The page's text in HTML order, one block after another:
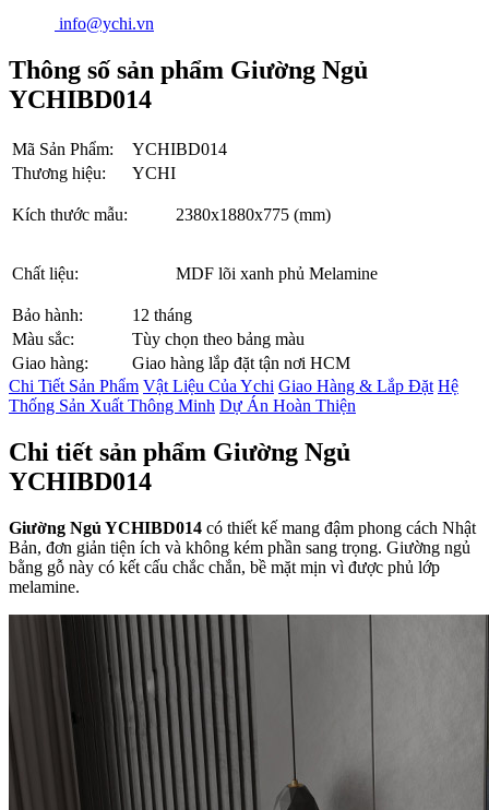
info@ychi.vn
Thông số sản phẩm Giường Ngủ
YCHIBD014
Mã Sản Phẩm:
YCHIBD014
Thương hiệu:
YCHI
Kích thước mẫu: 2380x1880x775 (mm)
Chất liệu: MDF lõi xanh phủ Melamine
Bảo hành:
12 tháng
Màu sắc:
Tùy chọn theo bảng màu
Giao hàng:
Giao hàng lắp đặt tận nơi HCM
Chi Tiết Sản Phẩm Vật Liệu Của Ychi Giao Hàng & Lắp Đặt Hệ
Thống Sản Xuất Thông Minh Dự Án Hoàn Thiện
Chi tiết sản phẩm Giường Ngủ
YCHIBD014
Giường Ngủ YCHIBD014 có thiết kế mang đậm phong cách Nhật
Bản, đơn giản tiện ích và không kém phần sang trọng. Giường ngủ
bằng gỗ này có kết cấu chắc chắn, bề mặt mịn vì được phủ lớp
melamine.